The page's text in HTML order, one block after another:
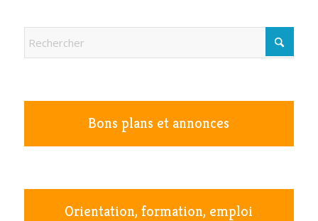
Bons plans et annonces
Orientation, formation, emploi